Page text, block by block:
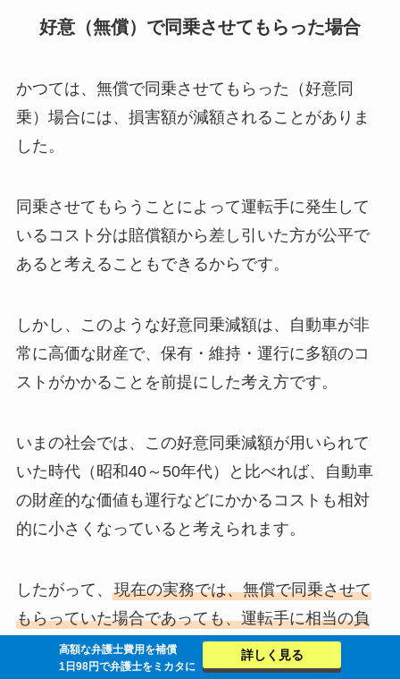
好意（無償）で同乗させてもらった場合
かつては、無償で同乗させてもらった（好意同
乗）場合には、損害額が減額されることがありま
した。
同乗させてもらうことによって運転手に発生して
いるコスト分は賠償額から差し引いた方が公平で
あると考えることもできるからです。
しかし、このような好意同乗減額は、自動車が非
常に高価な財産で、保有・維持・運行に多額のコ
ストがかかることを前提にした考え方です。
いまの社会では、この好意同乗減額が用いられて
いた時代（昭和40～50年代）と比べれば、自動車
の財産的な価値も運行などにかかるコストも相対
的に小さくなっていると考えられます。
したがって、 現在の実務では、無償で同乗させて
もらっていた場合であっても、運転手に相当の負
担が生じていた特段の事情がない限りは、賠償額
が減額されることはないと考えられています。
高額な弁護士費用を補償
1日98円で弁護士をミカタに
詳しく見る